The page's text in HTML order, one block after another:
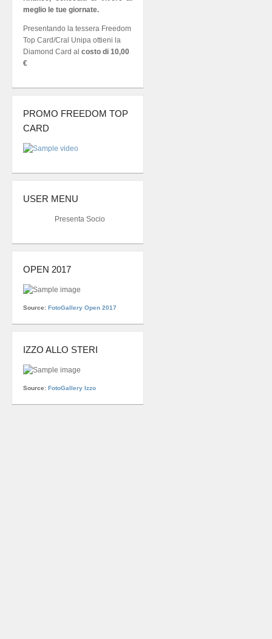
meglio le tue giornate.
Presentando la tessera Freedom
Top Card/Cral Unipa ottieni la
Diamond Card al costo di 10,00
€
PROMO FREEDOM TOP
CARD
USER MENU
Presenta Socio
OPEN 2017
Source: FotoGallery Open 2017
IZZO ALLO STERI
Source: FotoGallery Izzo